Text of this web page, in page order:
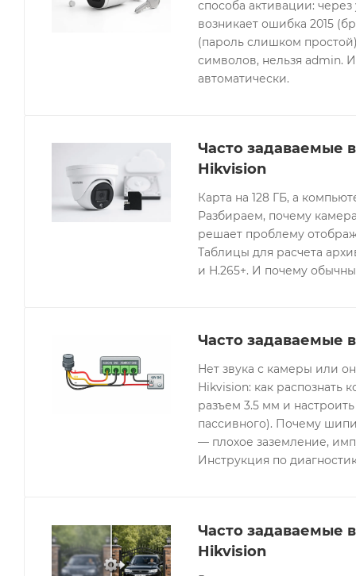
способа активации:
возникает ошибка 2015
(пароль слишком
символов, нельзя admin.
автоматически.
Часто задаваемые
Hikvision
Карта на 128 ГБ, а
Разбираем, почему
решает проблему
Таблицы для расчета
и H.265+. И почему
Часто задаваемые
Нет звука с камеры или
Hikvision: как распознать
разъем 3.5 мм и
пассивного). Почему
— плохое заземление,
Инструкция по
Часто задаваемые
Hikvision